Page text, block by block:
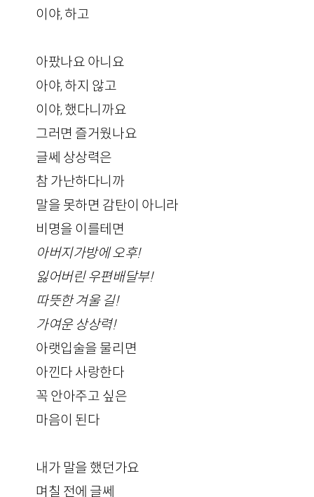
이야, 하고
아팠나요 아니요
아야, 하지 않고
이야, 했다니까요
그러면 즐거웠나요
글쎄 상상력은
참 가난하다니까
말을 못하면 감탄이 아니라
비명을 이를테면
아버지가방에 오후!
잃어버린 우편배달부!
따뜻한 겨울 길!
가여운 상상력!
아랫입술을 물리면
아낀다 사랑한다
꼭 안아주고 싶은
마음이 된다
내가 말을 했던가요
며칠 전에 글쎄